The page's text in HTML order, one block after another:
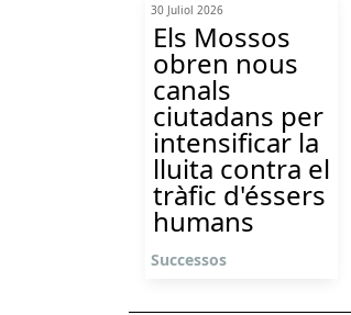
30 Juliol 2026
Els Mossos
obren nous
canals
ciutadans per
intensificar la
lluita contra el
tràfic d'éssers
humans
Successos